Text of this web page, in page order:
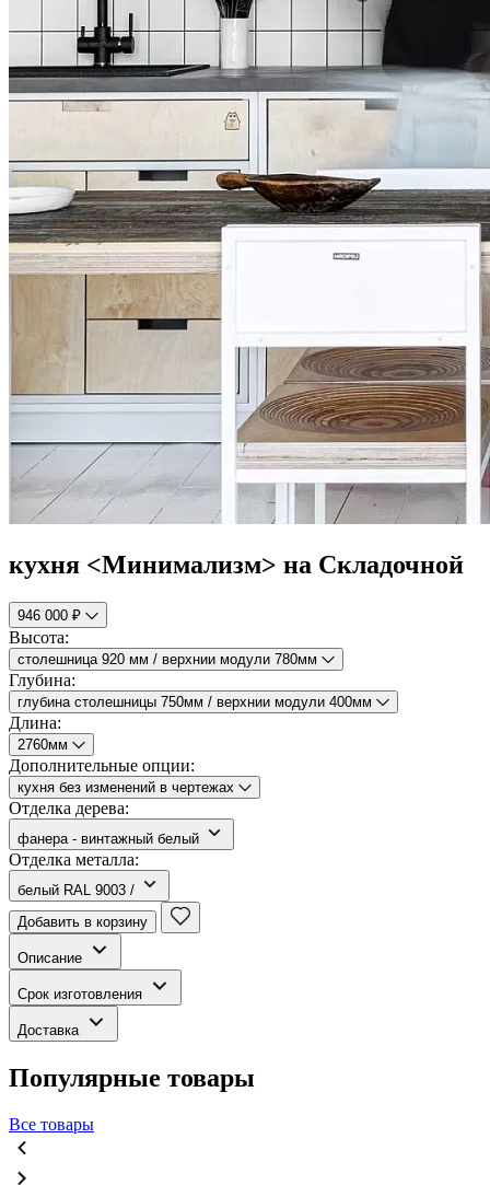
кухня <Минимализм> на Складочной
946 000 ₽
Высота:
столешница 920 мм / верхнии модули 780мм
Глубина:
глубина столешницы 750мм / верхнии модули 400мм
Длина:
2760мм
Дополнительные опции:
кухня без изменений в чертежах
Отделка дерева:
фанера - винтажный белый
Отделка металла:
белый RAL 9003 /
Добавить в корзину
Описание
Срок изготовления
Доставка
Популярные товары
Все товары